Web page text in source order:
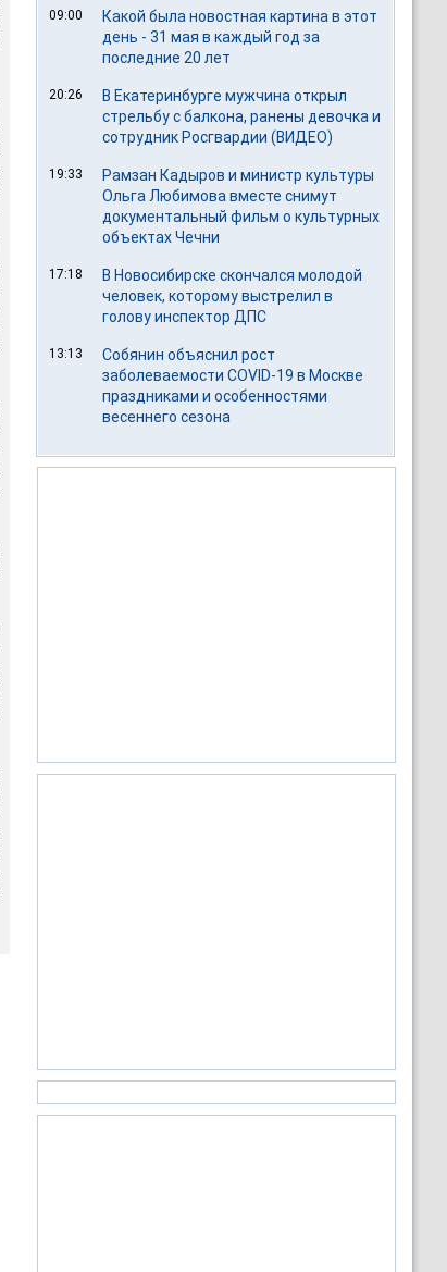
09:00
Какой была новостная картина в этот
день - 31 мая в каждый год за
последние 20 лет
20:26
В Екатеринбурге мужчина открыл
стрельбу с балкона, ранены девочка и
сотрудник Росгвардии (ВИДЕО)
19:33
Рамзан Кадыров и министр культуры
Ольга Любимова вместе снимут
документальный фильм о культурных
объектах Чечни
17:18
В Новосибирске скончался молодой
человек, которому выстрелил в
голову инспектор ДПС
13:13
Собянин объяснил рост
заболеваемости COVID-19 в Москве
праздниками и особенностями
весеннего сезона